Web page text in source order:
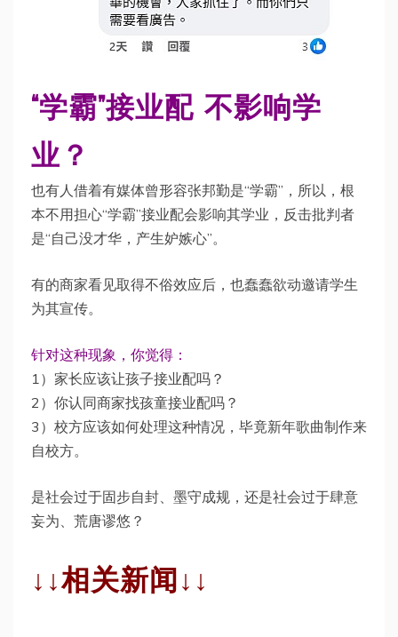
“学霸”接业配 不影响学
业？
也有人借着有媒体曾形容张邦勤是“学霸”，所以，根
本不用担心“学霸”接业配会影响其学业，反击批判者
是“自己没才华，产生妒嫉心”。
有的商家看见取得不俗效应后，也蠢蠢欲动邀请学生
为其宣传。
针对这种现象，你觉得：
1）家长应该让孩子接业配吗？
2）你认同商家找孩童接业配吗？
3）校方应该如何处理这种情况，毕竟新年歌曲制作来
自校方。
是社会过于固步自封、墨守成规，还是社会过于肆意
妄为、荒唐谬悠？
↓↓相关新闻↓↓